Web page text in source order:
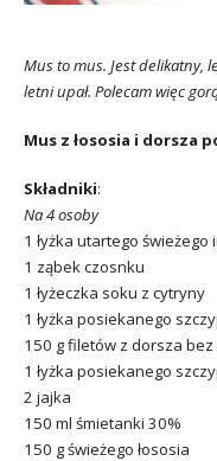
Mus to mus. Jest delikatny,
letni upał. Polecam więc
Mus z łososia i dorsza
Składniki:
Na 4 osoby
1 łyżka utartego świeżego
1 ząbek czosnku
1 łyżeczka soku z cytryny
1 łyżka posiekanego
150 g filetów z dorsza
1 łyżka posiekanego
2 jajka
150 ml śmietanki 30%
150 g świeżego łososia